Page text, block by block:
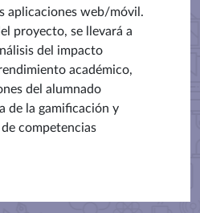
aplicaciones web/móvil.
proyecto, se llevará a
del impacto
académico,
del alumnado
de la gamificación y
competencias